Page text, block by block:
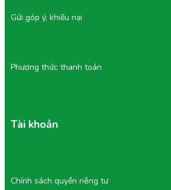
Chính sách quyền riêng tư
Tài khoản
Phương thức thanh toán
Gửi góp ý, khiếu nại